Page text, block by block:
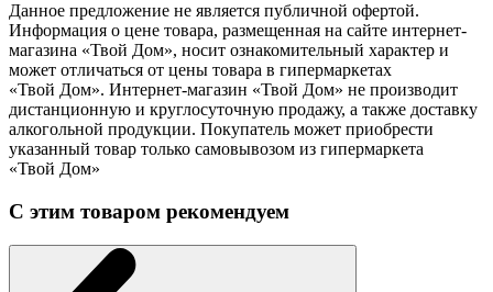
Данное предложение не является публичной офертой.
Информация о цене товара, размещенная на сайте интернет-
магазина «Твой Дом», носит ознакомительный характер и
может отличаться от цены товара в гипермаркетах
«Твой Дом». Интернет-магазин «Твой Дом» не производит
дистанционную и круглосуточную продажу, а также доставку
алкогольной продукции. Покупатель может приобрести
указанный товар только самовывозом из гипермаркета
«Твой Дом»
С этим товаром рекомендуем